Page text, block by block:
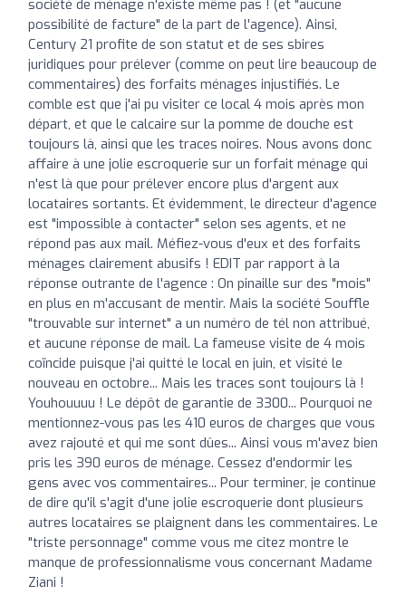
société de ménage n'existe même pas ! (et "aucune
possibilité de facture" de la part de l'agence). Ainsi,
Century 21 profite de son statut et de ses sbires
juridiques pour prélever (comme on peut lire beaucoup de
commentaires) des forfaits ménages injustifiés. Le
comble est que j'ai pu visiter ce local 4 mois après mon
départ, et que le calcaire sur la pomme de douche est
toujours là, ainsi que les traces noires. Nous avons donc
affaire à une jolie escroquerie sur un forfait ménage qui
n'est là que pour prélever encore plus d'argent aux
locataires sortants. Et évidemment, le directeur d'agence
est "impossible à contacter" selon ses agents, et ne
répond pas aux mail. Méfiez-vous d'eux et des forfaits
ménages clairement abusifs ! EDIT par rapport à la
réponse outrante de l'agence : On pinaille sur des "mois"
en plus en m'accusant de mentir. Mais la société Souffle
"trouvable sur internet" a un numéro de tél non attribué,
et aucune réponse de mail. La fameuse visite de 4 mois
coïncide puisque j'ai quitté le local en juin, et visité le
nouveau en octobre... Mais les traces sont toujours là !
Youhouuuu ! Le dépôt de garantie de 3300... Pourquoi ne
mentionnez-vous pas les 410 euros de charges que vous
avez rajouté et qui me sont dûes... Ainsi vous m'avez bien
pris les 390 euros de ménage. Cessez d'endormir les
gens avec vos commentaires... Pour terminer, je continue
de dire qu'il s'agit d'une jolie escroquerie dont plusieurs
autres locataires se plaignent dans les commentaires. Le
"triste personnage" comme vous me citez montre le
manque de professionnalisme vous concernant Madame
Ziani !